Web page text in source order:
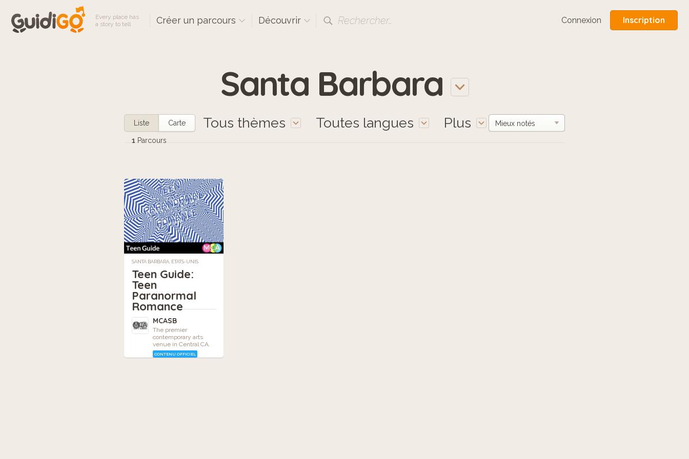
Every place has
a story to tell
Créer un parcours Découvrir Rechercher… Connexion Inscription
Santa Barbara
Tous thèmes Toutes langues Plus
Liste Carte
1 Parcours
SANTA BARBARA, ÉTATS-UNIS
Teen Guide:
Teen
Paranormal
Romance
MCASB
The premier
contemporary arts
venue in Central CA.
CONTENU OFFICIEL